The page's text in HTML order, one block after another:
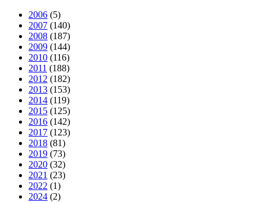
2006 (5)
2007 (140)
2008 (187)
2009 (144)
2010 (116)
2011 (188)
2012 (182)
2013 (153)
2014 (119)
2015 (125)
2016 (142)
2017 (123)
2018 (81)
2019 (73)
2020 (32)
2021 (23)
2022 (1)
2024 (2)